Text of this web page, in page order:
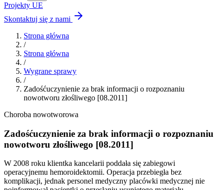
Projekty UE
Skontaktuj się z nami
Strona główna
/
Strona główna
/
Wygrane sprawy
/
Zadośćuczynienie za brak informacji o rozpoznaniu
nowotworu złośliwego [08.2011]
Choroba nowotworowa
Zadośćuczynienie za brak informacji o rozpoznaniu
nowotworu złośliwego [08.2011]
W 2008 roku klientka kancelarii poddała się zabiegowi
operacyjnemu hemoroidektomii. Operacja przebiegła bez
komplikacji, jednak personel medyczny placówki medycznej nie